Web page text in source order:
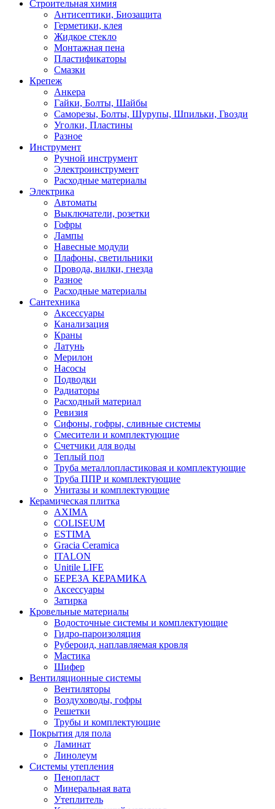
Строительная химия
Антисептики, Биозащита
Герметики, клея
Жидкое стекло
Монтажная пена
Пластификаторы
Смазки
Крепеж
Анкера
Гайки, Болты, Шайбы
Саморезы, Болты, Шурупы, Шпильки, Гвозди
Уголки, Пластины
Разное
Инструмент
Ручной инструмент
Электроинструмент
Расходные материалы
Электрика
Автоматы
Выключатели, розетки
Гофры
Лампы
Навесные модули
Плафоны, светильники
Провода, вилки, гнезда
Разное
Расходные материалы
Сантехника
Аксессуары
Канализация
Краны
Латунь
Мерилон
Насосы
Подводки
Радиаторы
Расходный материал
Ревизия
Сифоны, гофры, сливные системы
Смесители и комплектующие
Счетчики для воды
Теплый пол
Труба металлопластиковая и комплектующие
Труба ППР и комплектующие
Унитазы и комплектующие
Керамическая плитка
AXIMA
COLISEUM
ESTIMA
Gracia Ceramica
ITALON
Unitile LIFE
БЕРЕЗА КЕРАМИКА
Аксессуары
Затирка
Кровельные материалы
Водосточные системы и комплектующие
Гидро-пароизоляция
Рубероид, наплавляемая кровля
Мастика
Шифер
Вентиляционные системы
Вентиляторы
Воздуховоды, гофры
Решетки
Трубы и комплектующие
Покрытия для пола
Ламинат
Линолеум
Системы утепления
Пенопласт
Минеральная вата
Утеплитель